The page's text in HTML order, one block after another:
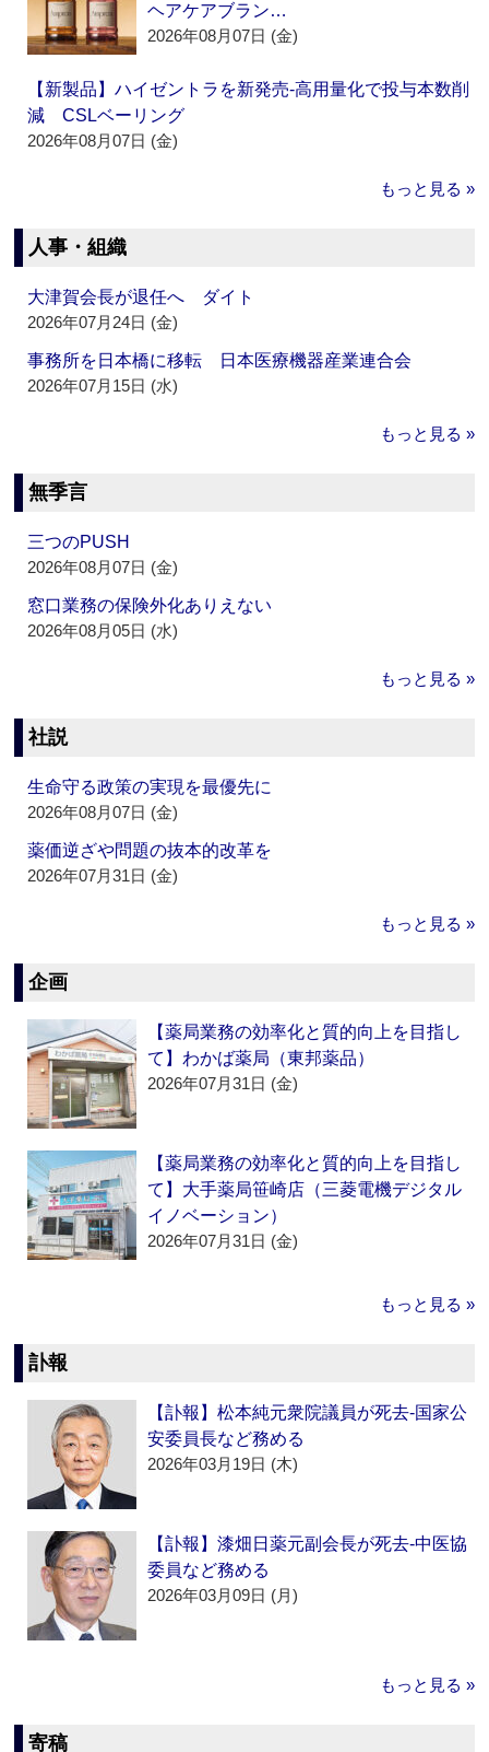
ヘアケアブラン…
2026年08月07日 (金)
【新製品】ハイゼントラを新発売‐高用量化で投与本数削
減 CSLベーリング
2026年08月07日 (金)
もっと見る »
人事・組織
大津賀会長が退任へ ダイト
2026年07月24日 (金)
事務所を日本橋に移転 日本医療機器産業連合会
2026年07月15日 (水)
もっと見る »
無季言
三つのPUSH
2026年08月07日 (金)
窓口業務の保険外化ありえない
2026年08月05日 (水)
もっと見る »
社説
生命守る政策の実現を最優先に
2026年08月07日 (金)
薬価逆ざや問題の抜本的改革を
2026年07月31日 (金)
もっと見る »
企画
【薬局業務の効率化と質的向上を目指し
て】わかば薬局（東邦薬品）
2026年07月31日 (金)
【薬局業務の効率化と質的向上を目指し
て】大手薬局笹崎店（三菱電機デジタル
イノベーション）
2026年07月31日 (金)
もっと見る »
訃報
【訃報】松本純元衆院議員が死去‐国家公
安委員長など務める
2026年03月19日 (木)
【訃報】漆畑日薬元副会長が死去‐中医協
委員など務める
2026年03月09日 (月)
もっと見る »
寄稿